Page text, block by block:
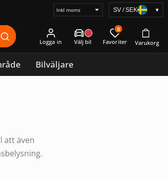
Välj
SV / SEK ▾
Logga in
0
Bilväljare
att även